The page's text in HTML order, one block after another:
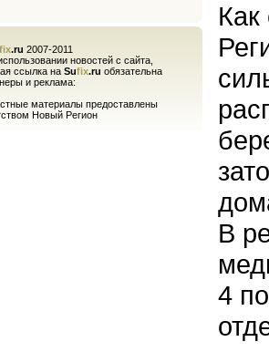
fix.ru 2007-2011
новостей с сайта,
ссылка на Sufix.ru обязательна
и реклама:
материалы предоставлены
Новый Регион
В
4